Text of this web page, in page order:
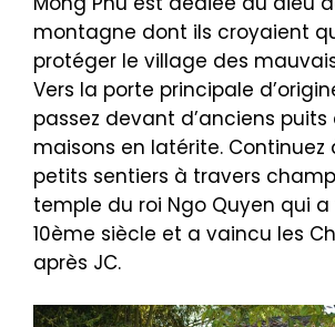
montagne dont ils croyaient
protéger le village des
Vers la porte principale
passez devant d’anciens puits
maisons en latérite. Continuez
petits sentiers à travers
temple du roi Ngo Quyen qui
10ème siècle et a vaincu les
après JC.